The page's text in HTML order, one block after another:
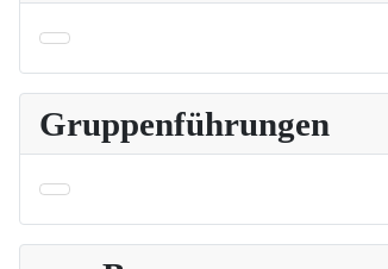
Gruppenführungen